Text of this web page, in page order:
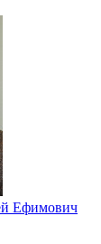
Ефимович